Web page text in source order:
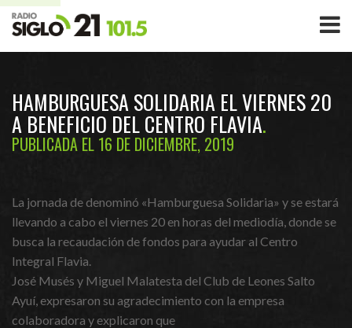
HAMBURGUESA SOLIDARIA EL VIERNES 20
A BENEFICIO DEL CENTRO FLAVIA
PUBLICADA EL 16 DE DICIEMBRE, 2019
La jornada de denominó «Hamburguesa Solidaria» y se estará
llevando a cabo el viernes 20 en horas del mediodía, donde se
busca la recaudación de fondos para ayudar al Centro
Integral Flavia.
José Musés y Miguel Malatesta del Club de Leones Salto
Ayuí, expresaron su agradecimiento con la empresa
colaboradora y explicaron que